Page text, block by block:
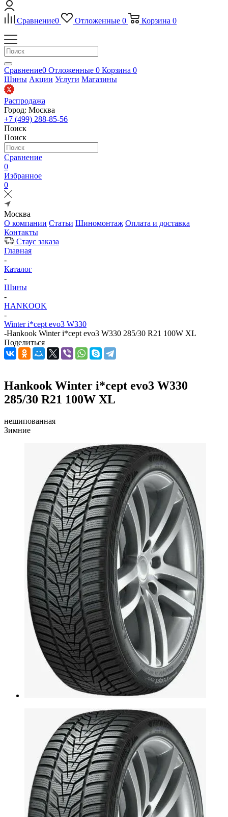
Сравнение0 Отложенные 0 Корзина 0
Сравнение0 Отложенные 0 Корзина 0
Шины Акции Услуги Магазины
Распродажа
Город: Москва
+7 (499) 288-85-56
Поиск
Поиск
Сравнение
0
Избранное
0
Москва
О компании Статьи Шиномонтаж Оплата и доставка
Контакты
Стаус заказа
Главная
-
Каталог
-
Шины
-
HANKOOK
-
Winter i*cept evo3 W330
-Hankook Winter i*cept evo3 W330 285/30 R21 100W XL
Поделиться
Hankook Winter i*cept evo3 W330
285/30 R21 100W XL
нешипованная
Зимние